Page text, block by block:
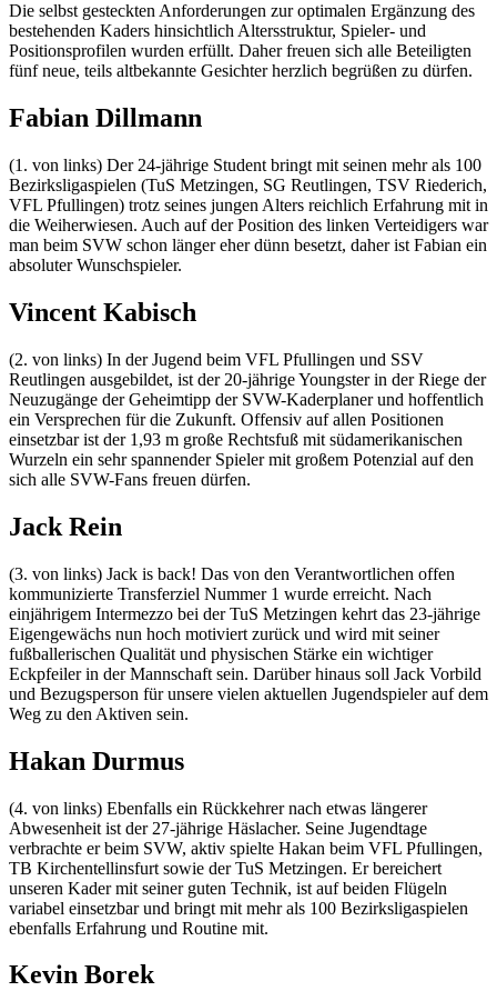
Die selbst gesteckten Anforderungen zur optimalen Ergänzung des
bestehenden Kaders hinsichtlich Altersstruktur, Spieler- und
Positionsprofilen wurden erfüllt. Daher freuen sich alle Beteiligten
fünf neue, teils altbekannte Gesichter herzlich begrüßen zu dürfen.
Fabian Dillmann
(1. von links) Der 24-jährige Student bringt mit seinen mehr als 100
Bezirksligaspielen (TuS Metzingen, SG Reutlingen, TSV Riederich,
VFL Pfullingen) trotz seines jungen Alters reichlich Erfahrung mit in
die Weiherwiesen. Auch auf der Position des linken Verteidigers war
man beim SVW schon länger eher dünn besetzt, daher ist Fabian ein
absoluter Wunschspieler.
Vincent Kabisch
(2. von links) In der Jugend beim VFL Pfullingen und SSV
Reutlingen ausgebildet, ist der 20-jährige Youngster in der Riege der
Neuzugänge der Geheimtipp der SVW-Kaderplaner und hoffentlich
ein Versprechen für die Zukunft. Offensiv auf allen Positionen
einsetzbar ist der 1,93 m große Rechtsfuß mit südamerikanischen
Wurzeln ein sehr spannender Spieler mit großem Potenzial auf den
sich alle SVW-Fans freuen dürfen.
Jack Rein
(3. von links) Jack is back! Das von den Verantwortlichen offen
kommunizierte Transferziel Nummer 1 wurde erreicht. Nach
einjährigem Intermezzo bei der TuS Metzingen kehrt das 23-jährige
Eigengewächs nun hoch motiviert zurück und wird mit seiner
fußballerischen Qualität und physischen Stärke ein wichtiger
Eckpfeiler in der Mannschaft sein. Darüber hinaus soll Jack Vorbild
und Bezugsperson für unsere vielen aktuellen Jugendspieler auf dem
Weg zu den Aktiven sein.
Hakan Durmus
(4. von links) Ebenfalls ein Rückkehrer nach etwas längerer
Abwesenheit ist der 27-jährige Häslacher. Seine Jugendtage
verbrachte er beim SVW, aktiv spielte Hakan beim VFL Pfullingen,
TB Kirchentellinsfurt sowie der TuS Metzingen. Er bereichert
unseren Kader mit seiner guten Technik, ist auf beiden Flügeln
variabel einsetzbar und bringt mit mehr als 100 Bezirksligaspielen
ebenfalls Erfahrung und Routine mit.
Kevin Borek